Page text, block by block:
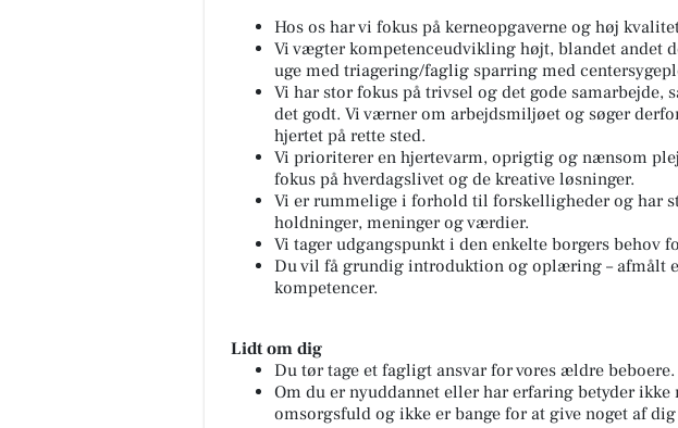
Hos os har vi fokus på kerneopgaverne og høj
Vi vægterkompetenceudvikling højt, blandet andet
uge med triagering/faglig sparring med
Vi harstor fokus på trivsel og det gode samarbejde,
det godt. Vi værner om arbejdsmiljøet og søger
hjertet på rette sted.
Vi prioritereren hjertevarm, oprigtig og nænsom
fokus på hverdagslivet og de kreative løsninger.
Vi errummelige i forhold til forskelligheder og har
holdninger, meninger og værdier.
Vi tagerudgangspunkt i den enkelte borgers behov
Du vil få grundig introduktion og oplæring – afmålt
kompetencer.
Lidt om dig
Du tør tage et fagligt ansvar for vores ældre beboere.
Om du er nyuddannet eller har erfaring betyder ikke
omsorgsfuld og ikke er bange for at give noget af dig